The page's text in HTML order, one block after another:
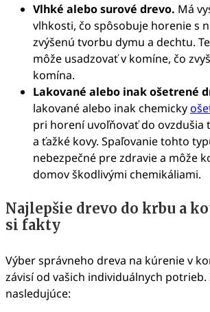
Vlhké alebo surové drevo. Má
vlhkosti, čo spôsobuje horenie s
zvýšenú tvorbu dymu a dechtu.
môže usadzovať v komíne, čo
komína.
Lakované alebo inak ošetrené
lakované alebo inak chemicky
pri horení uvoľňovať do ovzdušia
a ťažké kovy. Spaľovanie tohto
nebezpečné pre zdravie a môže
domov škodlivými chemikáliami.
Najlepšie drevo do krbu a
si fakty
Výber správneho dreva na kúrenie v
závisí od vašich individuálnych potrieb.
nasledujúce: